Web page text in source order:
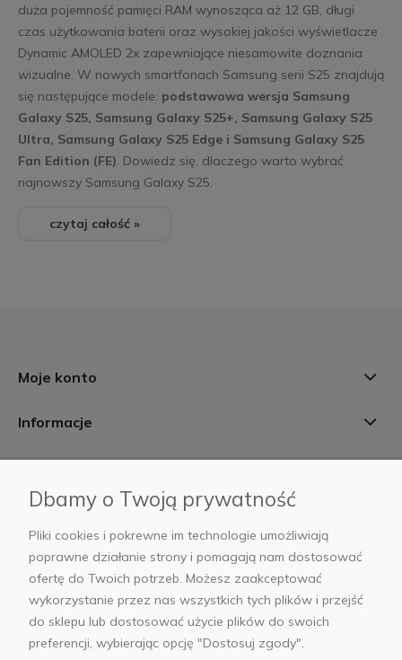
duża pojemność pamięci RAM wynosząca aż 12 GB, długi
czas użytkowania baterii oraz wysokiej jakości wyświetlacze
Dynamic AMOLED 2x zapewniające niesamowite doznania
wizualne. W nowych smartfonach Samsung serii S25 znajdują
się następujące modele: podstawowa wersja Samsung
Galaxy S25, Samsung Galaxy S25+, Samsung Galaxy S25
Ultra, Samsung Galaxy S25 Edge i Samsung Galaxy S25
Fan Edition (FE) . Dowiedz się, dlaczego warto wybrać
najnowszy Samsung Galaxy S25.
czytaj całość »
Moje konto
Informacje
AB Foto
sklep@abfoto.pl
+48 797 971 275
Dbamy o Twoją prywatność
Pliki cookies i pokrewne im technologie umożliwiają
poprawne działanie strony i pomagają nam dostosować
ofertę do Twoich potrzeb. Możesz zaakceptować
wykorzystanie przez nas wszystkich tych plików i przejść
do sklepu lub dostosować użycie plików do swoich
preferencji, wybierając opcję "Dostosuj zgody".